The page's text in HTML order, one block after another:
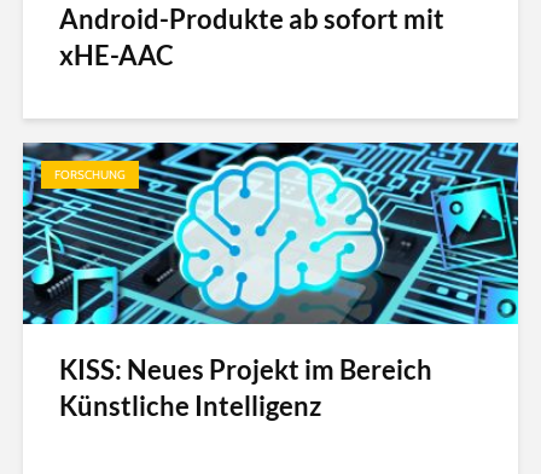
Android-Produkte ab sofort mit
xHE-AAC
FORSCHUNG
KISS: Neues Projekt im Bereich
Künstliche Intelligenz